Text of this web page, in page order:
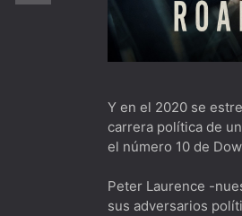
Dimension
The
Biography:
The
The Old
Y en el 2020 se
carrera política de
el número 10 de
Peter Laurence -
sus adversarios